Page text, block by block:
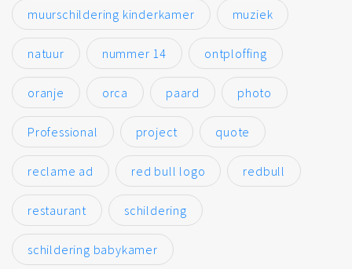
muurschildering kinderkamer muziek
natuur nummer 14 ontploffing
oranje orca paard photo
Professional project quote
reclame ad red bull logo redbull
restaurant schildering
schildering babykamer